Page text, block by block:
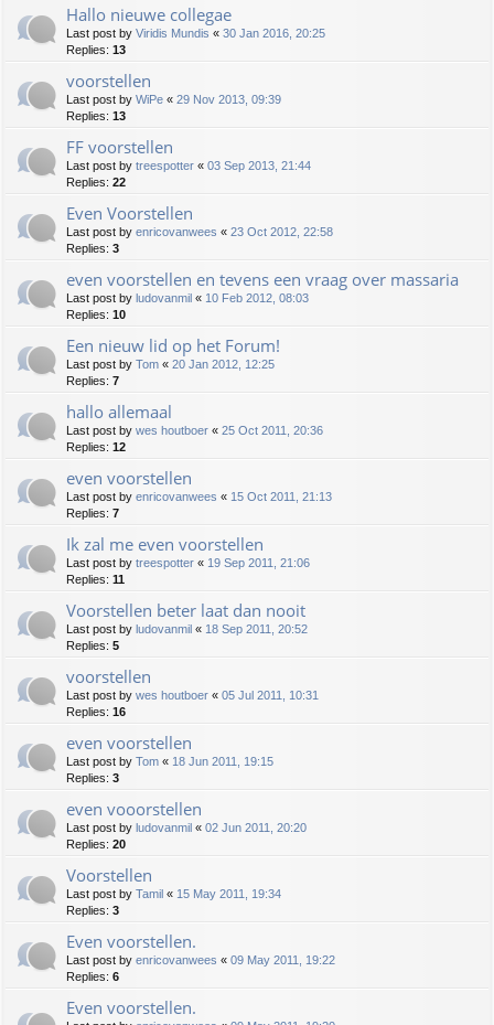
Hallo nieuwe collegae
Last post by Viridis Mundis « 30 Jan 2016, 20:25
Replies: 13
voorstellen
Last post by WiPe « 29 Nov 2013, 09:39
Replies: 13
FF voorstellen
Last post by treespotter « 03 Sep 2013, 21:44
Replies: 22
Even Voorstellen
Last post by enricovanwees « 23 Oct 2012, 22:58
Replies: 3
even voorstellen en tevens een vraag over massaria
Last post by ludovanmil « 10 Feb 2012, 08:03
Replies: 10
Een nieuw lid op het Forum!
Last post by Tom « 20 Jan 2012, 12:25
Replies: 7
hallo allemaal
Last post by wes houtboer « 25 Oct 2011, 20:36
Replies: 12
even voorstellen
Last post by enricovanwees « 15 Oct 2011, 21:13
Replies: 7
Ik zal me even voorstellen
Last post by treespotter « 19 Sep 2011, 21:06
Replies: 11
Voorstellen beter laat dan nooit
Last post by ludovanmil « 18 Sep 2011, 20:52
Replies: 5
voorstellen
Last post by wes houtboer « 05 Jul 2011, 10:31
Replies: 16
even voorstellen
Last post by Tom « 18 Jun 2011, 19:15
Replies: 3
even vooorstellen
Last post by ludovanmil « 02 Jun 2011, 20:20
Replies: 20
Voorstellen
Last post by Tamil « 15 May 2011, 19:34
Replies: 3
Even voorstellen.
Last post by enricovanwees « 09 May 2011, 19:22
Replies: 6
Even voorstellen.